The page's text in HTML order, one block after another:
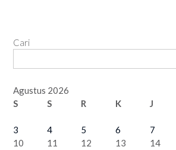
Cari
Agustus 2026
S
S R K J
3
4 5 6 7
10
11 12 13 14